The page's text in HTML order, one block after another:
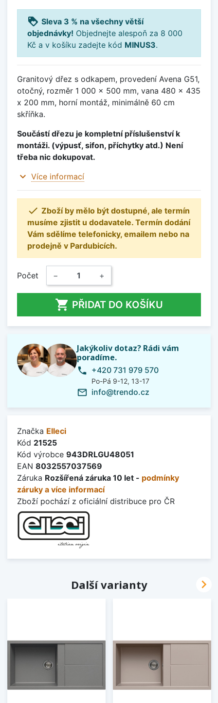
loyalty Sleva 3 % na všechny větší
objednávky! Objednejte alespoň za 8 000
Kč a v košíku zadejte kód MINUS3.
Granitový dřez s odkapem, provedení Avena G51,
otočný, rozměr 1 000 x 500 mm, vana 480 x 435
x 200 mm, horní montáž, minimálně 60 cm
skříňka.
Součástí dřezu je kompletní příslušenství k
montáži. (výpusť, sifon, příchytky atd.) Není
třeba nic dokupovat.
expand_more Více informací
 Zboží by mělo být dostupné, ale termín
musíme zjistit u dodavatele. Termín dodání
Vám sdělíme telefonicky, emailem nebo na
prodejně v Pardubicích.
Počet − +
 PŘIDAT DO KOŠÍKU
Jakýkoliv dotaz? Rádi vám
poradíme.
phone +420 731 979 570
Po-Pá 9-12, 13-17
mail_outline info@trendo.cz
Značka Elleci
Kód 21525
Kód výrobce 943DRLGU48051
EAN 8032557037569
Záruka Rozšířená záruka 10 let - podmínky
záruky a více informací
Zboží pochází z oficiální distribuce pro ČR
Další varianty 